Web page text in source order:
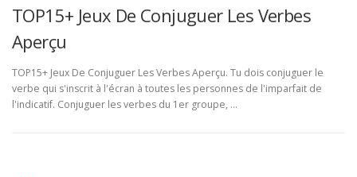
TOP15+ Jeux De Conjuguer Les Verbes
Aperçu
TOP15+ Jeux De Conjuguer Les Verbes Aperçu. Tu dois conjuguer le
verbe qui s'inscrit à l'écran à toutes les personnes de l'imparfait de
l'indicatif. Conjuguer les verbes du 1er groupe, …